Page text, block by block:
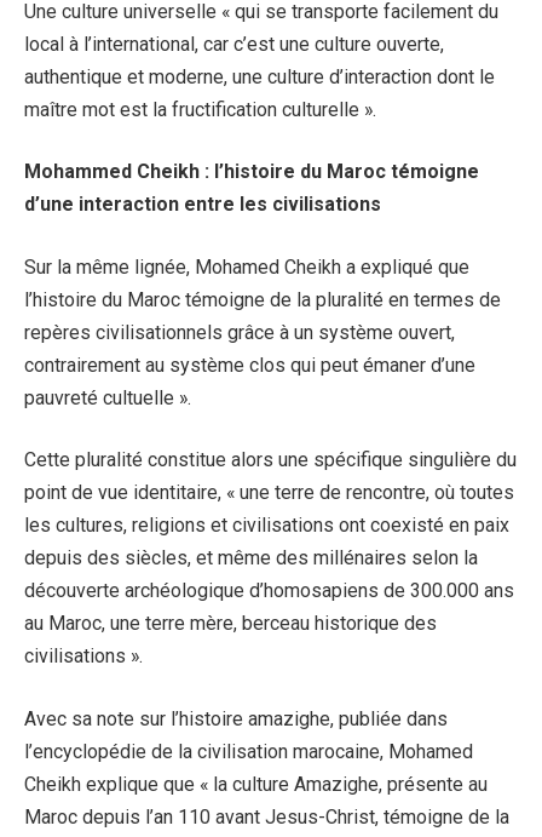
Une culture universelle « qui se transporte facilement du
local à l’international, car c’est une culture ouverte,
authentique et moderne, une culture d’interaction dont le
maître mot est la fructification culturelle ».
Mohammed Cheikh : l’histoire du Maroc témoigne
d’une interaction entre les civilisations
Sur la même lignée, Mohamed Cheikh a expliqué que
l’histoire du Maroc témoigne de la pluralité en termes de
repères civilisationnels grâce à un système ouvert,
contrairement au système clos qui peut émaner d’une
pauvreté cultuelle ».
Cette pluralité constitue alors une spécifique singulière du
point de vue identitaire, « une terre de rencontre, où toutes
les cultures, religions et civilisations ont coexisté en paix
depuis des siècles, et même des millénaires selon la
découverte archéologique d’homosapiens de 300.000 ans
au Maroc, une terre mère, berceau historique des
civilisations ».
Avec sa note sur l’histoire amazighe, publiée dans
l’encyclopédie de la civilisation marocaine, Mohamed
Cheikh explique que « la culture Amazighe, présente au
Maroc depuis l’an 110 avant Jesus-Christ, témoigne de la